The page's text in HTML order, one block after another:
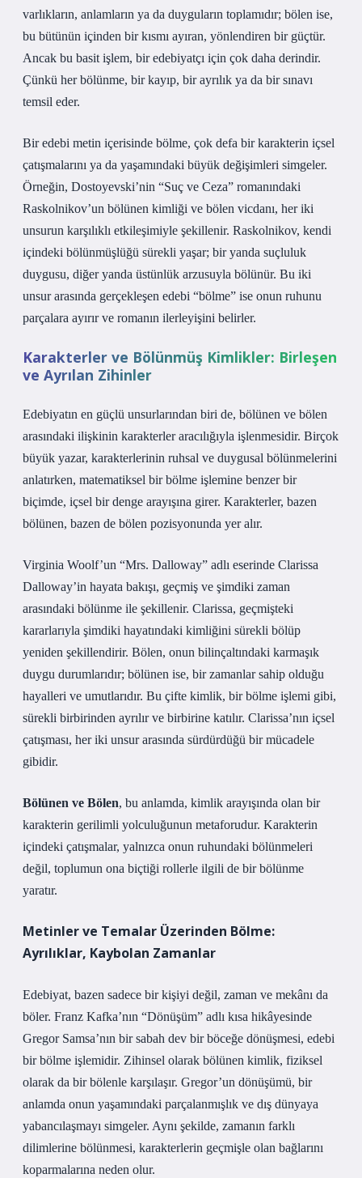
varlıkların, anlamların ya da duyguların toplamıdır; bölen ise,
bu bütünün içinden bir kısmı ayıran, yönlendiren bir güçtür.
Ancak bu basit işlem, bir edebiyatçı için çok daha derindir.
Çünkü her bölünme, bir kayıp, bir ayrılık ya da bir sınavı
temsil eder.
Biredebi metin içerisinde bölme, çok defa bir karakterin içsel
çatışmalarını ya da yaşamındaki büyük değişimleri simgeler.
Örneğin, Dostoyevski’nin “Suç ve Ceza” romanındaki
Raskolnikov’un bölünen kimliği ve bölen vicdanı, her iki
unsurun karşılıklı etkileşimiyle şekillenir. Raskolnikov, kendi
içindeki bölünmüşlüğü sürekli yaşar; bir yanda suçluluk
duygusu, diğer yanda üstünlük arzusuyla bölünür. Bu iki
unsur arasında gerçekleşen edebi “bölme” ise onun ruhunu
parçalara ayırır ve romanın ilerleyişini belirler.
Karakterler ve Bölünmüş Kimlikler: Birleşen
ve Ayrılan Zihinler
Edebiyatın en güçlü unsurlarından biri de, bölünen ve bölen
arasındaki ilişkinin karakterler aracılığıyla işlenmesidir. Birçok
büyük yazar, karakterlerinin ruhsal ve duygusal bölünmelerini
anlatırken, matematiksel bir bölme işlemine benzer bir
biçimde, içsel bir denge arayışına girer. Karakterler, bazen
bölünen, bazen de bölen pozisyonunda yer alır.
Virginia Woolf’un “Mrs. Dalloway” adlı eserinde Clarissa
Dalloway’in hayata bakışı, geçmiş ve şimdiki zaman
arasındaki bölünme ile şekillenir. Clarissa, geçmişteki
kararlarıyla şimdiki hayatındaki kimliğini sürekli bölüp
yeniden şekillendirir. Bölen, onun bilinçaltındaki karmaşık
duygu durumlarıdır; bölünen ise, bir zamanlar sahip olduğu
hayalleri ve umutlarıdır. Bu çifte kimlik, bir bölme işlemi gibi,
sürekli birbirinden ayrılır ve birbirine katılır. Clarissa’nın içsel
çatışması, her iki unsur arasında sürdürdüğü bir mücadele
gibidir.
Bölünen ve Bölen, bu anlamda, kimlik arayışında olan bir
karakterin gerilimli yolculuğunun metaforudur. Karakterin
içindeki çatışmalar, yalnızca onun ruhundaki bölünmeleri
değil, toplumun ona biçtiği rollerle ilgili de bir bölünme
yaratır.
Metinler ve Temalar Üzerinden Bölme:
Ayrılıklar, Kaybolan Zamanlar
Edebiyat, bazen sadece bir kişiyi değil, zaman ve mekânı da
böler. Franz Kafka’nın “Dönüşüm” adlı kısa hikâyesinde
Gregor Samsa’nın bir sabah dev bir böceğe dönüşmesi, edebi
bir bölme işlemidir. Zihinsel olarak bölünen kimlik, fiziksel
olarak da bir bölenle karşılaşır. Gregor’un dönüşümü, bir
anlamda onun yaşamındaki parçalanmışlık ve dış dünyaya
yabancılaşmayı simgeler. Aynı şekilde, zamanın farklı
dilimlerine bölünmesi, karakterlerin geçmişle olan bağlarını
koparmalarına neden olur.